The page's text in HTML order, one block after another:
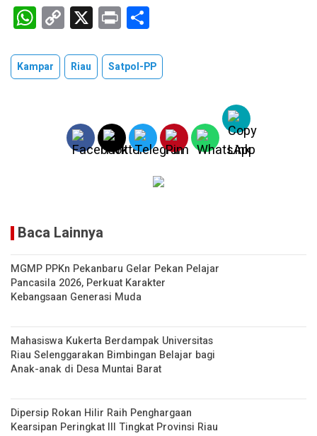
W
h
at
s
C
o
py
Li
k
X Pr
in
t ar
e
Kampar Riau Satpol-PP
Baca Lainnya
MGMP PPKn Pekanbaru Gelar Pekan Pelajar
Pancasila 2026, Perkuat Karakter
Kebangsaan Generasi Muda
Mahasiswa Kukerta Berdampak Universitas
Riau Selenggarakan Bimbingan Belajar bagi
Anak-anak di Desa Muntai Barat
Dipersip Rokan Hilir Raih Penghargaan
Kearsipan Peringkat III Tingkat Provinsi Riau